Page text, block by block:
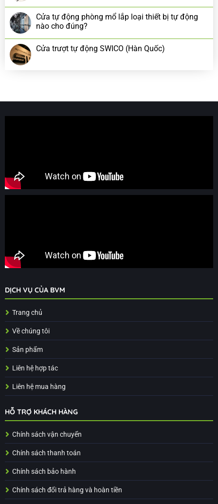
Cửa tự động phòng mổ lắp loại thiết bị tự động
nào cho đúng?
Cửa trượt tự động SWICO (Hàn Quốc)
DỊCH VỤ CỦA BVM
Trang chủ
Về chúng tôi
Sản phẩm
Liên hệ hợp tác
Liên hệ mua hàng
HỖ TRỢ KHÁCH HÀNG
Chính sách vận chuyển
Chính sách thanh toán
Chính sách bảo hành
Chính sách đổi trả hàng và hoàn tiền